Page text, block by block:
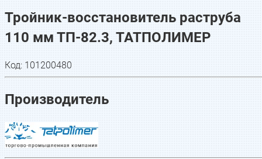
Тройник-восстановитель раструба
110 мм ТП-82.3, ТАТПОЛИМЕР
Код:101200480
Производитель